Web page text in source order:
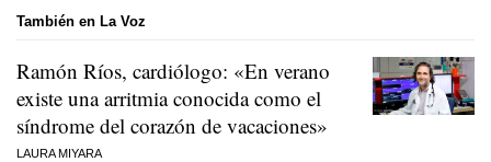
También en La Voz
Ramón Ríos, cardiólogo: «En verano
existe una arritmia conocida como el
síndrome del corazón de vacaciones»
LAURA MIYARA